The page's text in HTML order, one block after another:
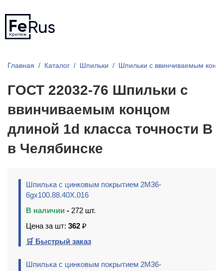
Главная Каталог Шпильки Шпильки с ввинчиваемым
ГОСТ 22032-76 Шпильки с
ввинчиваемым концом
длиной 1d класса точности В
в Челябинске
Шпилька с цинковым покрытием 2М36-
6gх100.88.40Х.016
В наличии - 272 шт.
Цена за шт: 362 ₽
🛒 Быстрый заказ
Шпилька с цинковым покрытием 2М36-